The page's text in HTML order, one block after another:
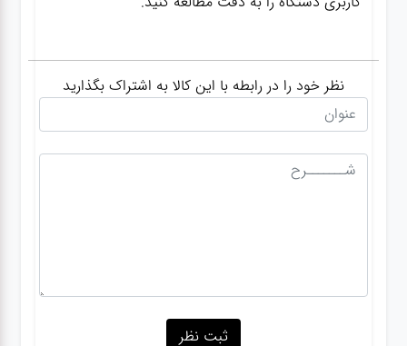
نظر خود را در رابطه با این کالا به اشتراک بگذارید